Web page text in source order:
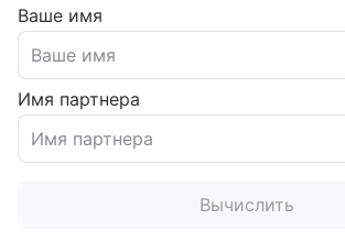
Ваше имя
Имя партнера
Вычислить